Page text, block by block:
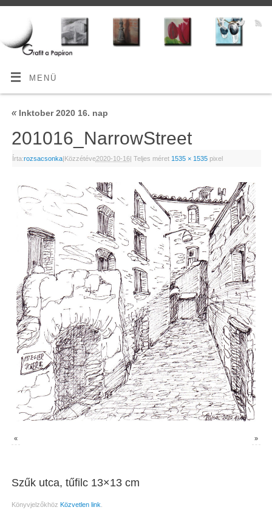
MENÜ
«Inktober 2020 16. nap
201016_NarrowStreet
Írta:rozsacsonka|Közzétéve2020-10-16| Teljes méret 1535 × 1535pixel
« »
Szűk utca, tűfilc 13×13 cm
Könyvjelzőkhöz Közvetlen link